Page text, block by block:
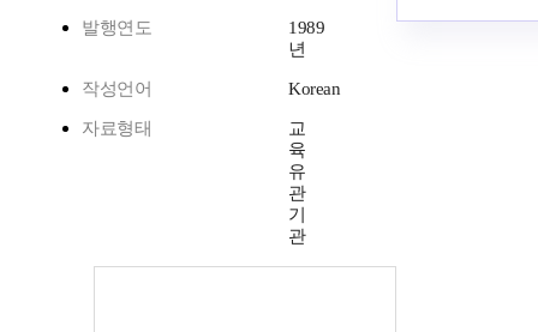
발행연도
1989
년
작성언어 Korean
자료형태
교
육
유
관
기
관